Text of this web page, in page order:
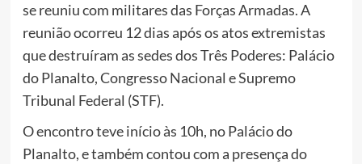
se reuniu com militares das Forças Armadas. A
reunião ocorreu 12 dias após os atos extremistas
que destruíram as sedes dos Três Poderes: Palácio
do Planalto, Congresso Nacional e Supremo
Tribunal Federal (STF).
O encontro teve início às 10h, no Palácio do
Planalto, e também contou com a presença do